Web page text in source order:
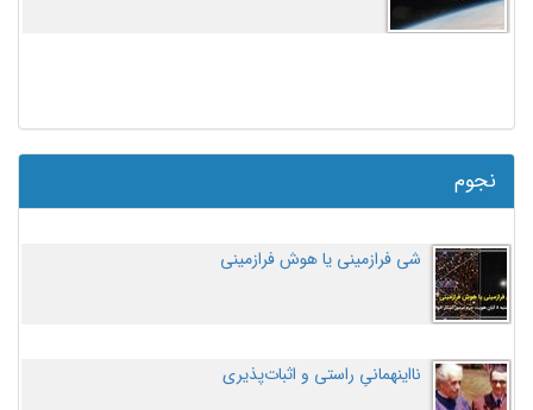
نجوم
شی فرازمینی یا هوش فرازمینی
نااینهمانیِ راستی و اثبات‌پذیری